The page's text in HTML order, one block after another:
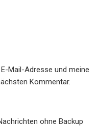
Mail-Adresse und meine
Kommentar.
ohne Backup